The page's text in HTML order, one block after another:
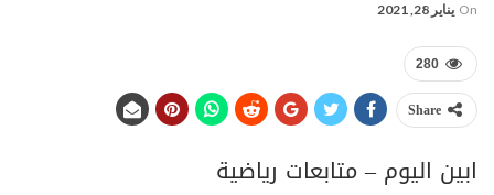
On يناير 28, 2021
280
Share
ابين اليوم – متابعات رياضية